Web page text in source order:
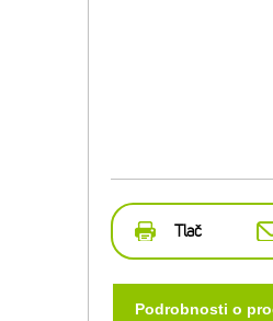
Tlač
Podrobnosti o